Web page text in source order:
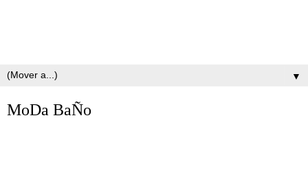
▼
MoDa BaÑo